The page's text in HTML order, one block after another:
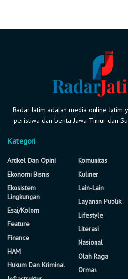
Radar Jatim adalah media online Jatim
peristiwa dan berita Jawa Timur dan
Kategori
Artikel Dan Opini
Ekonomi Bisnis
Ekosistem
Lingkungan
Esai/Kolom
Feature
Finance
HAM
Hukum Dan Kriminal
Komunitas
Kuliner
Lain-Lain
Layanan Publik
Lifestyle
Literasi
Nasional
Olah Raga
Ormas